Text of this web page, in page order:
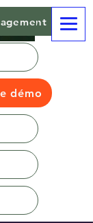
démo